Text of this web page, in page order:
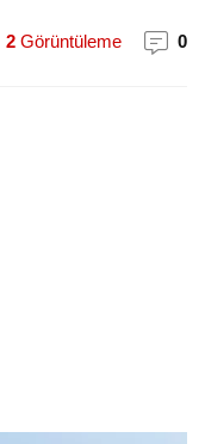
2 Görüntüleme 0